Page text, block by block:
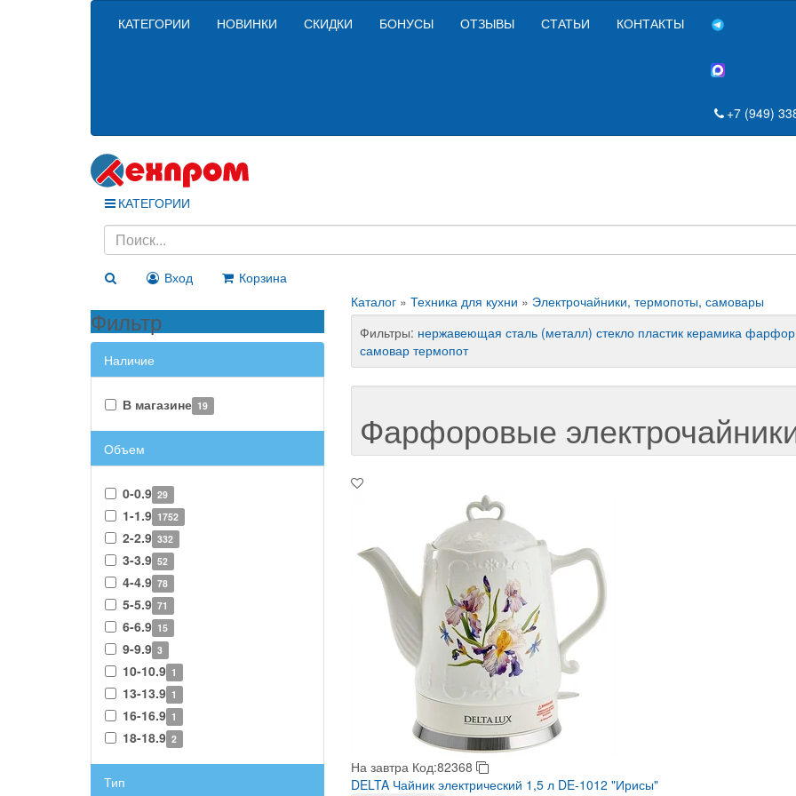
КАТЕГОРИИ НОВИНКИ СКИДКИ БОНУСЫ ОТЗЫВЫ СТАТЬИ КОНТАКТЫ
+7 (949)
КАТЕГОРИИ
Вход Корзина
Фильтр
Наличие
В магазине 19
Объем
0-0.9 29
1-1.9 1752
2-2.9 332
3-3.9 52
4-4.9 78
5-5.9 71
6-6.9 15
9-9.9 3
10-10.9 1
13-13.9 1
16-16.9 1
18-18.9 2
Тип
Каталог» Техника для кухни » Электрочайники, термопоты, самовары
Фильтры: нержавеющая сталь (металл) стекло пластик керамика фарфор
самовар термопот
Фарфоровые
На завтра Код:82368
DELTA Чайник электрический 1,5 л DE-1012 "Ирисы"